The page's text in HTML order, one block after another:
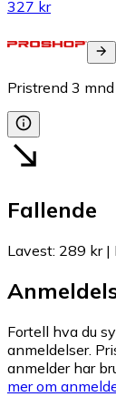
327 kr
Pristrend 3 mnd
Fallende
Lavest: 289 kr|
Fortell hva du
anmeldelser.
anmelder har
mer om